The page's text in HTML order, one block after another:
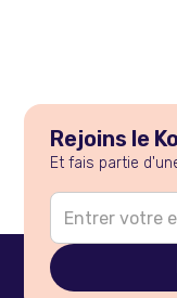
Rejoins le
Et fais partie